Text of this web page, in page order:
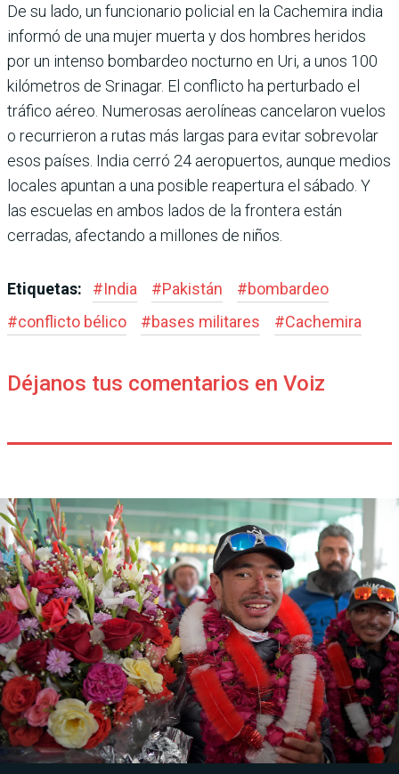
De su lado, un funcionario policial en la Cachemira india
informó de una mujer muerta y dos hombres heridos
por un intenso bombardeo nocturno en Uri, a unos 100
kilómetros de Srinagar. El conflicto ha perturbado el
tráfico aéreo. Numerosas aerolíneas cancelaron vuelos
o recurrieron a rutas más largas para evitar sobrevolar
esos países. India cerró 24 aeropuertos, aunque medios
locales apuntan a una posible reapertura el sábado. Y
las escuelas en ambos lados de la frontera están
cerradas, afectando a millones de niños.
Etiquetas: #India #Pakistán #bombardeo
#conflicto bélico #bases militares #Cachemira
Déjanos tus comentarios en Voiz